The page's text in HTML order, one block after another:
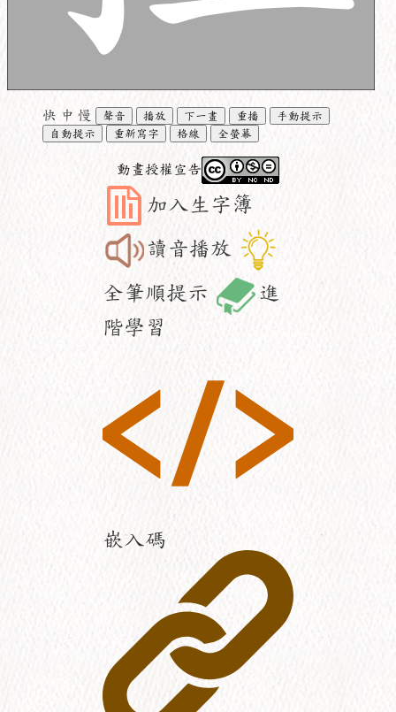
快 中 慢 聲音 播放 下一畫 重播
手動提示
自動提示
重新寫字 格線 全螢幕
動畫授權宣告
加入生字簿
讀音播放
全筆順提示
進
階學習
嵌入碼